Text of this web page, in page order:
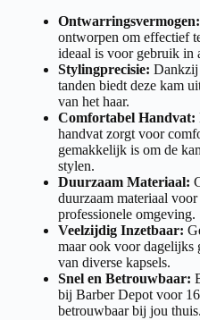
Ontwarringsvermogen:
ontworpen om effectief
ideaal is voor gebruik in
Stylingprecisie: Dankzij
tanden biedt deze kam
van het haar.
Comfortabel Handvat:
handvat zorgt voor
gemakkelijk is om de
stylen.
Duurzaam Materiaal:
duurzaam materiaal
professionele omgeving.
Veelzijdig Inzetbaar:
maar ook voor dagelijks
van diverse kapsels.
Snel en Betrouwbaar:
bij Barber Depot voor
betrouwbaar bij jou thuis.